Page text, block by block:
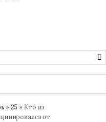
»25 » Кто из
от